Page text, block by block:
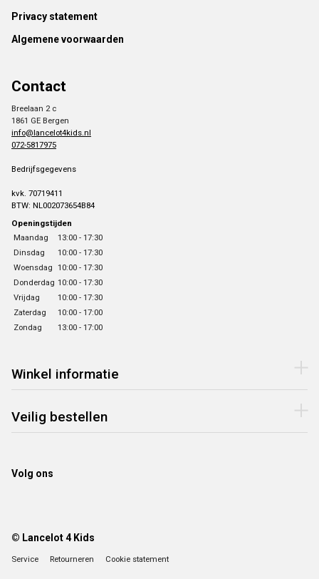
Footer
Privacy statement
Algemene voorwaarden
Contact
Breelaan 2 c
1861 GE Bergen
info@lancelot4kids.nl
072-5817975
Bedrijfsgegevens
kvk. 70719411
BTW: NL002073654B84
Openingstijden
Maandag
13:00 - 17:30
Dinsdag
10:00 - 17:30
Woensdag 10:00 - 17:30
Donderdag 10:00 - 17:30
Vrijdag
10:00 - 17:30
Zaterdag
10:00 - 17:00
Zondag
13:00 - 17:00
Winkel informatie
Veilig bestellen
Volg ons
© Lancelot 4 Kids
Service Retourneren Cookie statement